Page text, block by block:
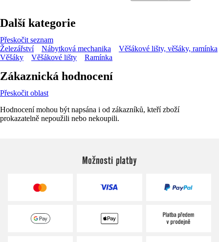
Další kategorie
Přeskočit seznam
Železářství
Nábytková mechanika
Věšákové lišty, věšáky, ramínka
Věšáky
Věšákové lišty Ramínka
Zákaznická hodnocení
Přeskočit oblast
Hodnocení mohou být napsána i od zákazníků, kteří zboží
prokazatelně nepoužili nebo nekoupili.
Možnosti platby